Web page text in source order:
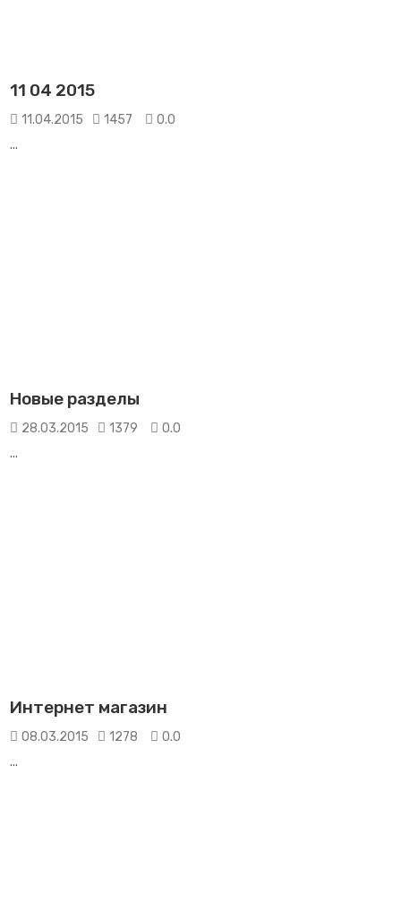
11 04 2015
11.04.2015 1457
0.0
...
Новые разделы
28.03.2015 1379
0.0
...
Интернет магазин
08.03.2015 1278
0.0
...